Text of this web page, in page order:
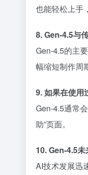
也能轻松上手
8. Gen-4.5与
Gen-4.5的主
幅缩短制作周
9. 如果在使用
Gen-4.5通常
助”页面。
10. Gen-4.5
AI技术发展迅